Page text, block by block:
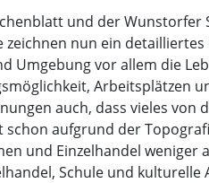
und der
zeichnen nun ein
Umgebung vor allem die
Arbeitsplätzen
auch, dass vieles
schon aufgrund der
und Einzelhandel weniger
Schule und